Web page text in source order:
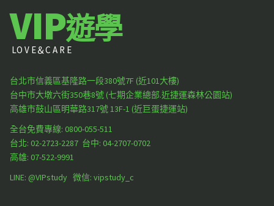
VIP遊學
LO V E＆C A R E
台北市信義區基隆路一段380號7F (近101大樓)
台中市大墩六街350巷8號 (七期企業總部.近捷運森林公園站)
高雄市鼓山區明華路317號 13F-1 (近巨蛋捷運站)
全台免費專線: 0800-055-511
台北: 02-2723-2287 台中: 04-2707-0702
高雄: 07-522-9991
LINE: @VIPstudy 微信: vipstudy_c